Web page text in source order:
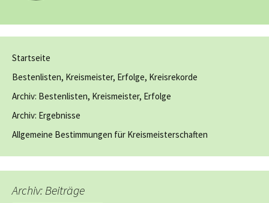
Startseite
Bestenlisten, Kreismeister, Erfolge, Kreisrekorde
Archiv: Bestenlisten, Kreismeister, Erfolge
Archiv: Ergebnisse
Allgemeine Bestimmungen für Kreismeisterschaften
Archiv: Beiträge